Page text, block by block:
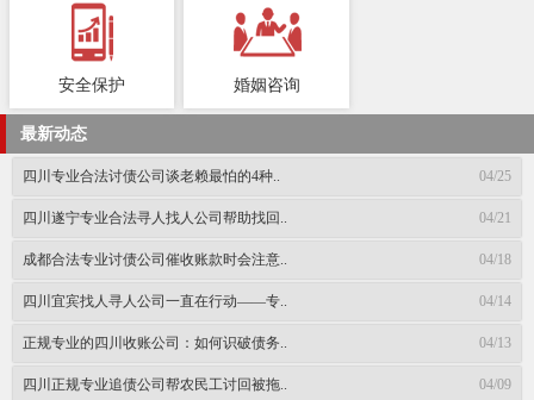
安全保护 婚姻咨询
最新动态
四川专业合法讨债公司谈老赖最怕的4种.. 04/25
四川遂宁专业合法寻人找人公司帮助找回.. 04/21
成都合法专业讨债公司催收账款时会注意.. 04/18
四川宜宾找人寻人公司一直在行动——专.. 04/14
正规专业的四川收账公司：如何识破债务.. 04/13
四川正规专业追债公司帮农民工讨回被拖.. 04/09